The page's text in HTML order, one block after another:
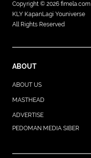
Copyright © 2026 fimela.com
KLY KapanLagi Youniverse
All Rights Reserved
ABOUT
ABOUT US
MASTHEAD
ADVERTISE
PEDOMAN MEDIA SIBER